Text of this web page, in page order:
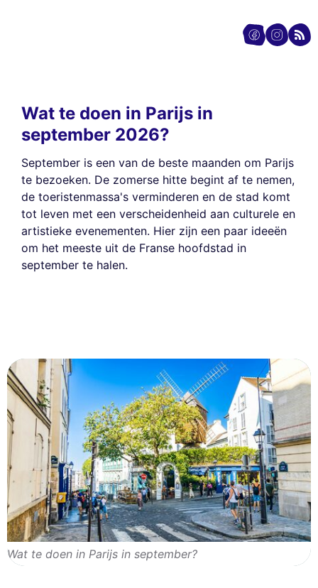
Wat te doen in Parijs in
september 2026?
September is een van de beste maanden om Parijs
te bezoeken. De zomerse hitte begint af te nemen,
de toeristenmassa's verminderen en de stad komt
tot leven met een verscheidenheid aan culturele en
artistieke evenementen. Hier zijn een paar ideeën
om het meeste uit de Franse hoofdstad in
september te halen.
Wat te doen in Parijs in september?